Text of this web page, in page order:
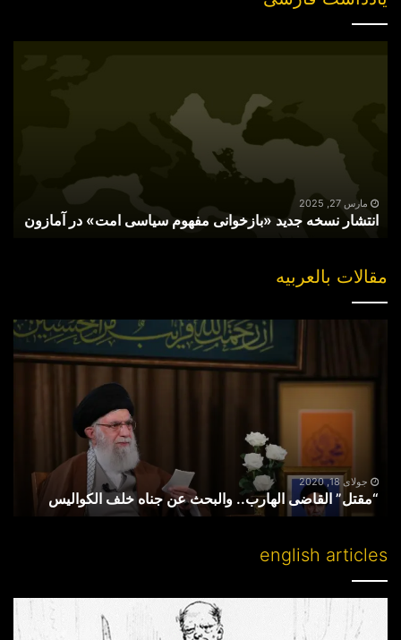
آمازونمارس 27, 2025
انتشار نسخه جدید «بازخوانی مفهوم سیاسی امت» در آمازون
مقالات بالعربیه
والبحث
جولای 18, 2020
“مقتل” القاضی الهارب.. والبحث عن جناه خلف الکوالیس
english articles
others’